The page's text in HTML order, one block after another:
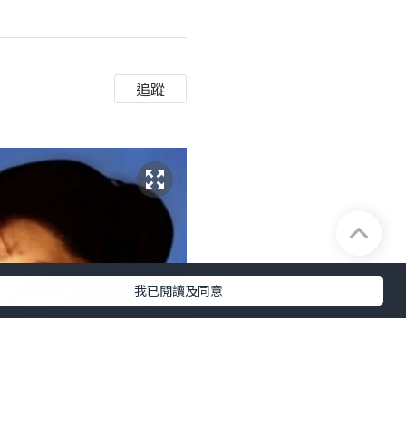
追蹤
我已閱讀及同意